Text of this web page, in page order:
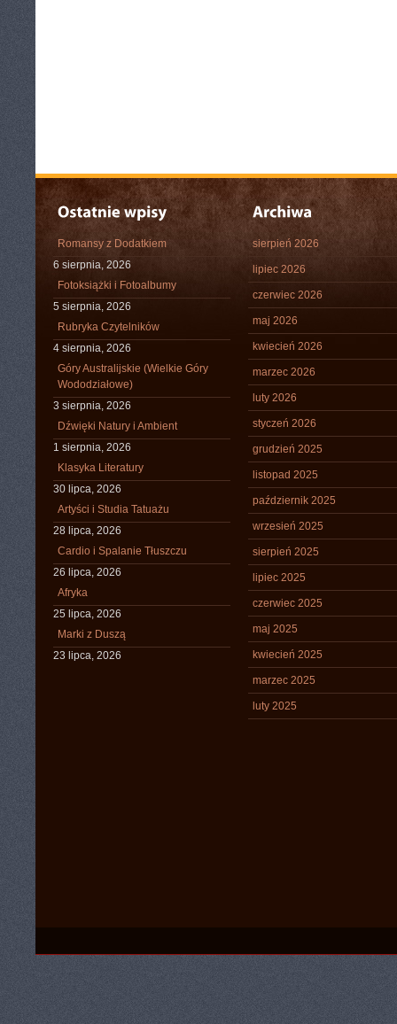
Romansy z Dodatkiem
6 sierpnia, 2026
Fotoksiążki i Fotoalbumy
5 sierpnia, 2026
Rubryka Czytelników
4 sierpnia, 2026
Góry Australijskie (Wielkie Góry
Wododziałowe)
3 sierpnia, 2026
Dźwięki Natury i Ambient
1 sierpnia, 2026
Klasyka Literatury
30 lipca, 2026
Artyści i Studia Tatuażu
28 lipca, 2026
Cardio i Spalanie Tłuszczu
26 lipca, 2026
Afryka
25 lipca, 2026
Marki z Duszą
23 lipca, 2026
sierpień 2026
lipiec 2026
czerwiec 2026
maj 2026
kwiecień 2026
marzec 2026
luty 2026
styczeń 2026
grudzień 2025
listopad 2025
październik 2025
wrzesień 2025
sierpień 2025
lipiec 2025
czerwiec 2025
maj 2025
kwiecień 2025
marzec 2025
luty 2025